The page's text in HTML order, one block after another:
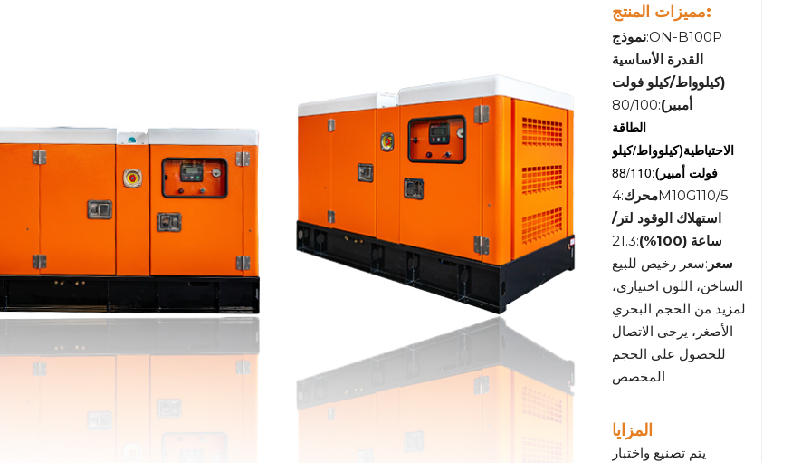
مميزات المنتج:
نموذج:ON-B100P
القدرة الأساسية
(كيلوواط/كيلو فولت
أمبير):80/100
الطاقة
الاحتياطية(كيلوواط/كيلو
فولت أمبير):88/110
محرك:4M10G110/5
استهلاك الوقود لتر/
ساعة (100%)
:21.3
سعر :سعر رخيص للبيع
الساخن، اللون اختياري،
لمزيد من الحجم البحري
الأصغر، يرجى الاتصال
للحصول على الحجم
المخصص
المزايا
يتم تصنيع واختبار